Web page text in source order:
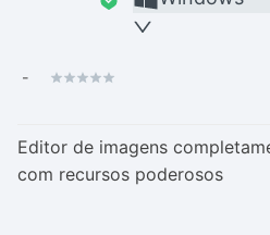
-
Editor de imagens
com recursos poderosos